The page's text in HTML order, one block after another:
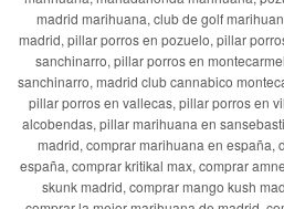
madrid marihuana, club de golf
madrid, pillar porros en pozuelo, pillar
sanchinarro, pillar porros en
sanchinarro, madrid club cannabico
pillar porros en vallecas, pillar porros en
alcobendas, pillar marihuana en
madrid, comprar marihuana en españa,
españa, comprar kritikal max, comprar
skunk madrid, comprar mango kush